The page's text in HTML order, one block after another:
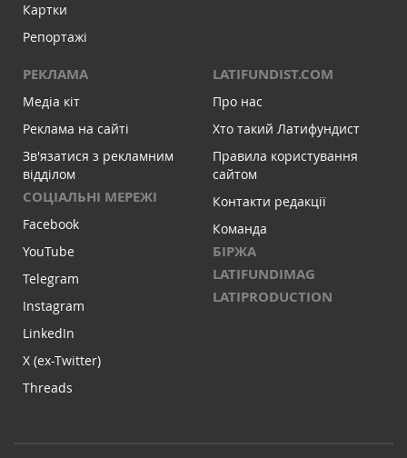
Картки
Репортажі
РЕКЛАМА
Медіа кіт
Реклама на сайті
Зв'язатися з рекламним
відділом
СОЦІАЛЬНІ МЕРЕЖІ
Facebook
YouTube
Telegram
Instagram
LinkedIn
X (ex-Twitter)
Threads
LATIFUNDIST.COM
Про нас
Хто такий Латифундист
Правила користування
сайтом
Контакти редакції
Команда
БІРЖА
LATIFUNDIMAG
LATIPRODUCTION